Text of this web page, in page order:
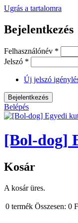
Ugrás a tartalomra
Bejelentkezés
Felhasználónév *
Jelszó *
Új jelszó
Belépés
[Bol-dog]
Kosár
A kosár üres.
0 termék Összesen: 0